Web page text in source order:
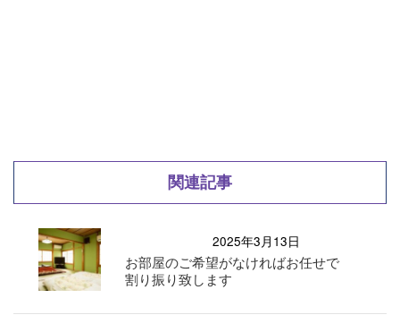
関連記事
2025年3月13日
お部屋のご希望がなければお任せで
割り振り致します